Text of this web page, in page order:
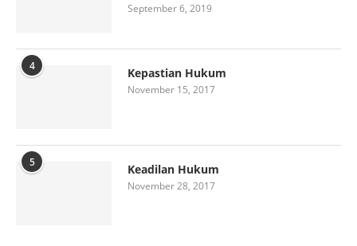
September 6, 2019
4 Kepastian Hukum
November 15, 2017
5 Keadilan Hukum
November 28, 2017